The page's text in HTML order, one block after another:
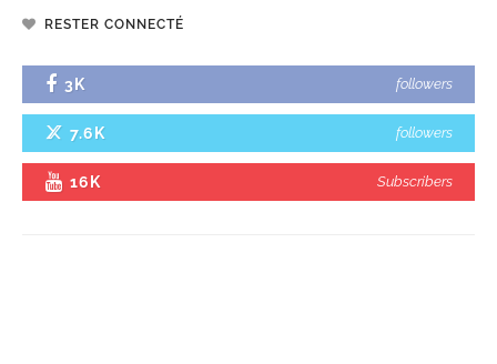
RESTER CONNECTÉ
3K followers
7.6K followers
16K Subscribers